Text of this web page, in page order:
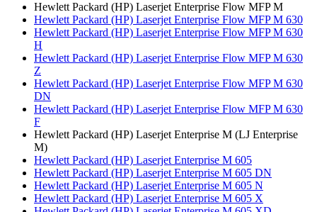
Hewlett Packard (HP) Laserjet Enterprise Flow MFP M
Hewlett Packard (HP) Laserjet Enterprise Flow MFP M 630
Hewlett Packard (HP) Laserjet Enterprise Flow MFP M 630
H
Hewlett Packard (HP) Laserjet Enterprise Flow MFP M 630
Z
Hewlett Packard (HP) Laserjet Enterprise Flow MFP M 630
DN
Hewlett Packard (HP) Laserjet Enterprise Flow MFP M 630
F
Hewlett Packard (HP) Laserjet Enterprise M (LJ Enterprise
M)
Hewlett Packard (HP) Laserjet Enterprise M 605
Hewlett Packard (HP) Laserjet Enterprise M 605 DN
Hewlett Packard (HP) Laserjet Enterprise M 605 N
Hewlett Packard (HP) Laserjet Enterprise M 605 X